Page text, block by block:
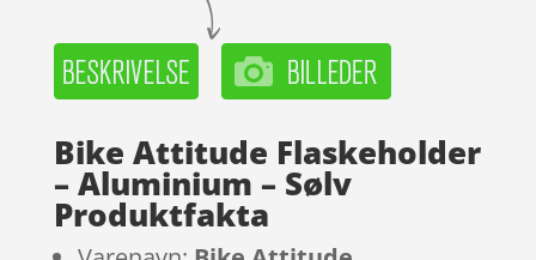
Bike Attitude Flaskeholder
– Aluminium – Sølv
Produktfakta